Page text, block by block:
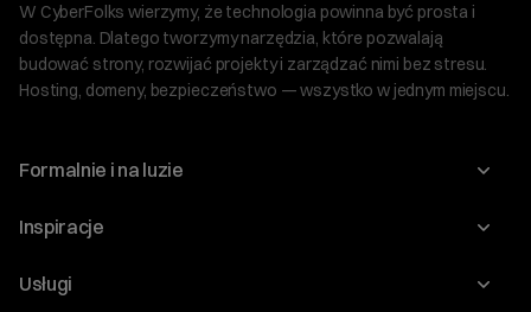
W CyberFolks wierzymy, że technologia powinna być prosta i
dostępna. Dlatego tworzymy narzędzia, które pozwalają
budować strony, rozwijać projekty i zarządzać nimi bez stresu.
Hosting, domeny, bezpieczeństwo — wszystko w jednym miejscu.
Formalnie i na luzie
O nas
Program Korzyści dla Inwestorów
Inspiracje
Blog
Usługi